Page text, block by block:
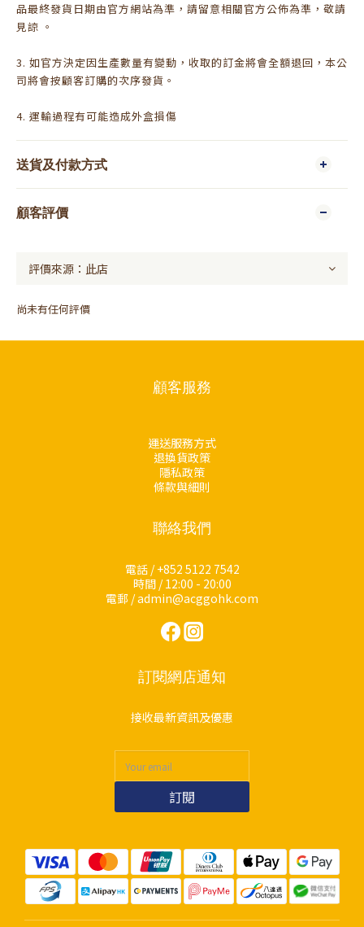
品最終發貨日期由官方網站為準，請留意相關官方公佈為準，敬請
見諒 。
3. 如官方決定因生產數量有變動，收取的訂金將會全額退回，本公
司將會按顧客訂購的次序發貨。
4. 運輸過程有可能造成外盒損傷
送貨及付款方式
顧客評價
尚未有任何評價
顧客服務
運送服務方式
退換貨政策
隱私政策
條款與細則
聯絡我們
電話 / +852 5122 7542
時間 / 12:00 - 20:00
電郵 / admin@acggohk.com
訂閱網店通知
接收最新資訊及優惠
訂閱